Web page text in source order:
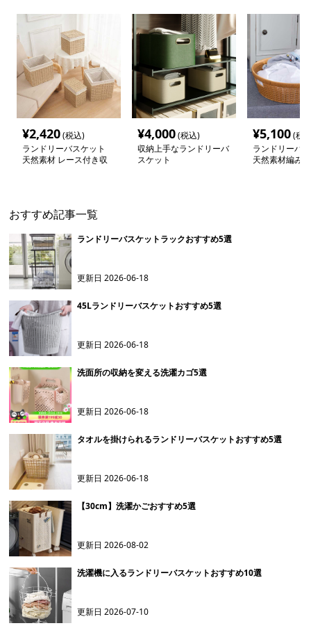
¥2,420(税込)
ランドリーバスケット
天然素材 レース付き収
¥4,000(税込)
収納上手なランドリーバ
スケット
¥5,100(税
ランドリーバ
天然素材編み
おすすめ記事一覧
ランドリーバスケットラックおすすめ5選
更新日2026-06-18
45Lランドリーバスケットおすすめ5選
更新日2026-06-18
洗面所の収納を変える洗濯カゴ5選
更新日2026-06-18
タオルを掛けられるランドリーバスケットおすすめ5選
更新日2026-06-18
【30cm】洗濯かごおすすめ5選
更新日2026-08-02
洗濯機に入るランドリーバスケットおすすめ10選
更新日2026-07-10